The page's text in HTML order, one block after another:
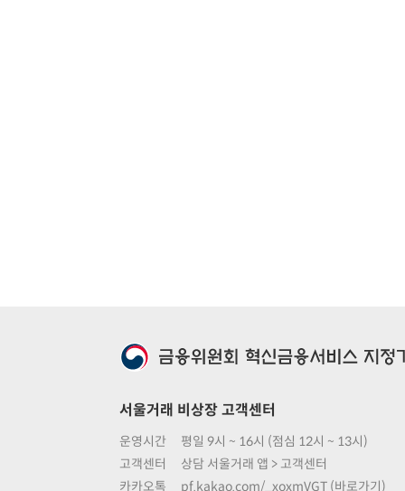
서울거래 비상장 고객센터
운영시간
평일 9시 ~ 16시 (점심 12시 ~ 13시)
고객센터
상담 서울거래 앱 > 고객센터
카카오톡
pf.kakao.com/_xoxmVGT (바로가기)